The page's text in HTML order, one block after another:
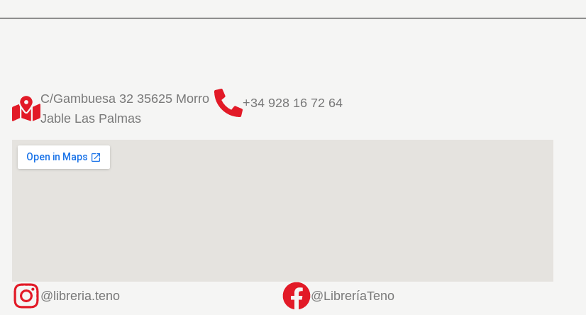
C/Gambuesa 32 35625 Morro
Jable Las Palmas
+34 928 16 72 64
@libreria.teno @LibreríaTeno